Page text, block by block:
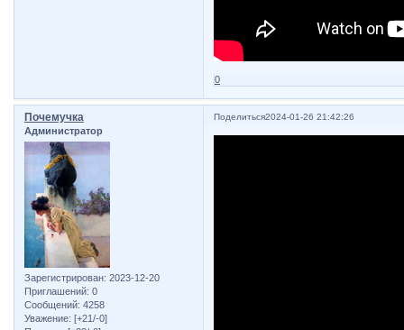
0
Поделиться2024-01-26 21:42:26
Почемучка
Администратор
Зарегистрирован: 2023-12-20
Приглашений: 0
Сообщений: 4258
Уважение: [+21/-0]